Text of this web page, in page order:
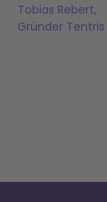
Tobias Rebert,
Gründer Tentris